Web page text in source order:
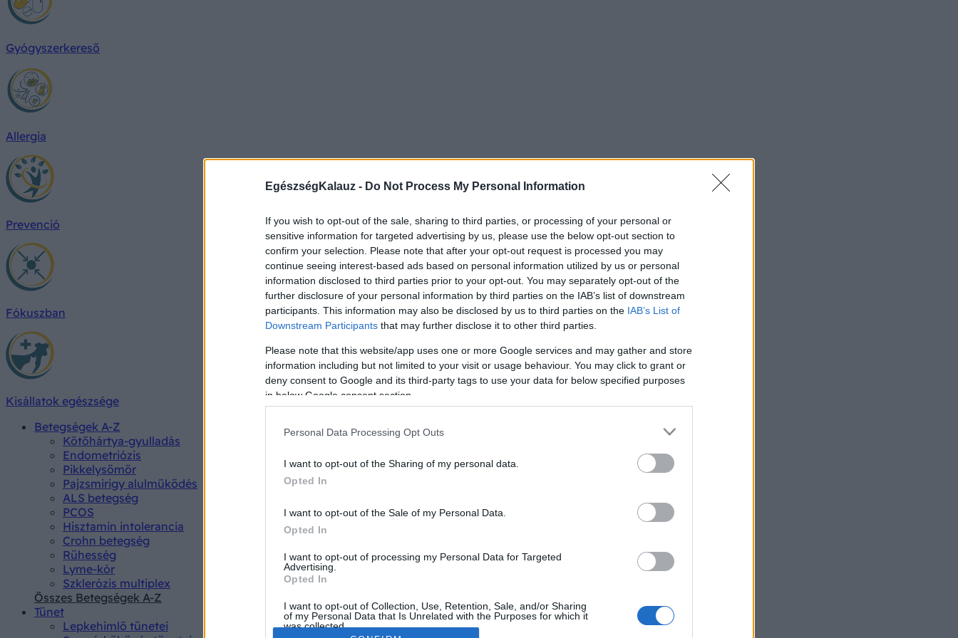
EgészségKalauz - Do Not Process My Personal Information
If you wish to opt-out of the sale, sharing to third parties, or processing of your personal or
sensitive information for targeted advertising by us, please use the below opt-out section to
confirm your selection. Please note that after your opt-out request is processed you may
continue seeing interest-based ads based on personal information utilized by us or personal
information disclosed to third parties prior to your opt-out. You may separately opt-out of the
further disclosure of your personal information by third parties on the IAB’s list of downstream
participants. This information may also be disclosed by us to third parties on the IAB’s List of
Downstream Participants that may further disclose it to other third parties.
Please note that this website/app uses one or more Google services and may gather and store
information including but not limited to your visit or usage behaviour. You may click to grant or
deny consent to Google and its third-party tags to use your data for below specified purposes
in below Google consent section.
Personal Data Processing Opt Outs
I want to opt-out of the Sharing of my personal data.
Opted In
I want to opt-out of the Sale of my Personal Data.
Opted In
I want to opt-out of processing my Personal Data for Targeted
Advertising.
Opted In
I want to opt-out of Collection, Use, Retention, Sale, and/or Sharing
of my Personal Data that Is Unrelated with the Purposes for which it
was collected.
Gyógyszerkereső
Allergia
Prevenció
Fókuszban
Kisállatok egészsége
Betegségek A-Z
Kötőhártya-gyulladás
Endometriózis
Pikkelysömör
Pajzsmirigy alulműködés
ALS betegség
PCOS
Hisztamin intolerancia
Crohn betegség
Rühesség
Lyme-kór
Szklerózis multiplex
Összes Betegségek A-Z
Tünet
Lepkehimlő tünetei